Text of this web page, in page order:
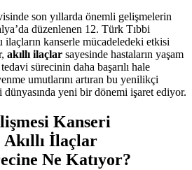
son yıllarda önemli gelişmelerin
düzenlenen 12. Türk Tıbbi
kanserle mücadeledeki etkisi
akıllı ilaçlar sayesinde hastaların yaşam
sürecinin daha başarılı hale
umutlarını artıran bu yenilikçi
yeni bir dönemi işaret ediyor.
Kanseri
Akıllı İlaçlar
Ne Katıyor?